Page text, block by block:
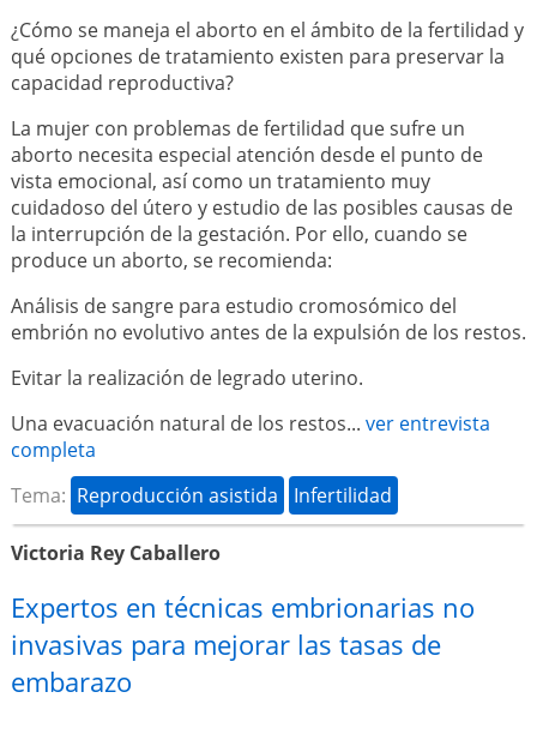
¿Cómo se maneja el aborto en el ámbito de la fertilidad y
qué opciones de tratamiento existen para preservar la
capacidad reproductiva?
La mujer con problemas de fertilidad que sufre un
aborto necesita especial atención desde el punto de
vista emocional, así como un tratamiento muy
cuidadoso del útero y estudio de las posibles causas de
la interrupción de la gestación. Por ello, cuando se
produce un aborto, se recomienda:
Análisis de sangre para estudio cromosómico del
embrión no evolutivo antes de la expulsión de los restos.
Evitar la realización de legrado uterino.
Una evacuación natural de los restos... ver entrevista
completa
Tema: Reproducción asistida Infertilidad
Victoria Rey Caballero
Expertos en técnicas embrionarias no
invasivas para mejorar las tasas de
embarazo